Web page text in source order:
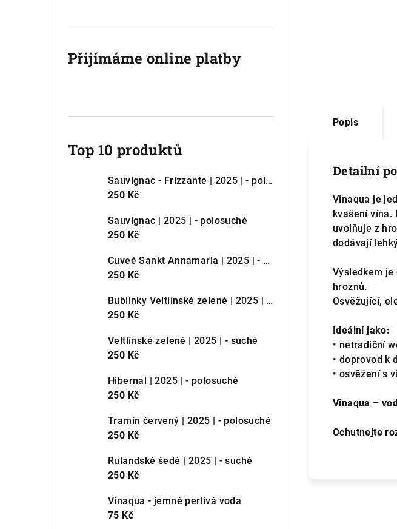
Přijímáme online platby
Top 10 produktů
Sauvignac - Frizzante | 2025 | - polosuché
250 Kč
Sauvignac | 2025 | - polosuché
250 Kč
Cuveé Sankt Annamaria | 2025 | - suché
250 Kč
Bublinky Veltlínské zelené | 2025 | - suché
250 Kč
Veltlínské zelené | 2025 | - suché
250 Kč
Hibernal | 2025 | - polosuché
250 Kč
Tramín červený | 2025 | - polosuché
250 Kč
Rulandské šedé | 2025 | - suché
250 Kč
Vinaqua - jemně perlivá voda
75 Kč
Popis
Detailní
Vinaqua je
kvašení vína.
uvolňuje z
dodávají
Výsledkem
hroznů.
Osvěžující,
Ideální jako:
• netradiční
• doprovod k
• osvěžení s
Vinaqua –
Ochutnejte